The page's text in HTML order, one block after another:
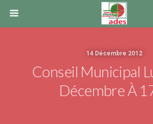
14 Décembre 2012
Conseil Municipal
Décembre À